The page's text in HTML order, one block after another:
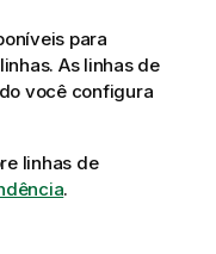
para
As linhas de
você configura
linhas de
.